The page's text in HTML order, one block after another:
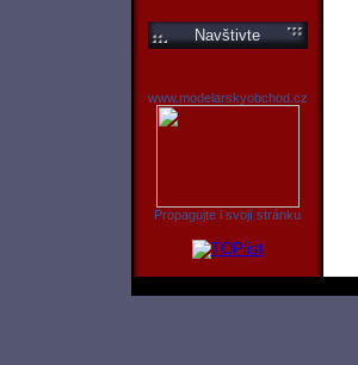
Navštivte
www.modelarskyobchod.cz
Propagujte i svojí stránku